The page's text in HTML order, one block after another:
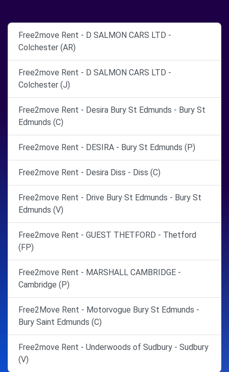
Free2move Rent - D SALMON CARS LTD -
Colchester (AR)
Free2move Rent - D SALMON CARS LTD -
Colchester (J)
Free2move Rent - Desira Bury St Edmunds - Bury St
Edmunds (C)
Free2move Rent - DESIRA - Bury St Edmunds (P)
Free2move Rent - Desira Diss - Diss (C)
Free2move Rent - Drive Bury St Edmunds - Bury St
Edmunds (V)
Free2move Rent - GUEST THETFORD - Thetford
(FP)
Free2move Rent - MARSHALL CAMBRIDGE -
Cambridge (P)
Free2Move Rent - Motorvogue Bury St Edmunds -
Bury Saint Edmunds (C)
Free2move Rent - Underwoods of Sudbury - Sudbury
(V)